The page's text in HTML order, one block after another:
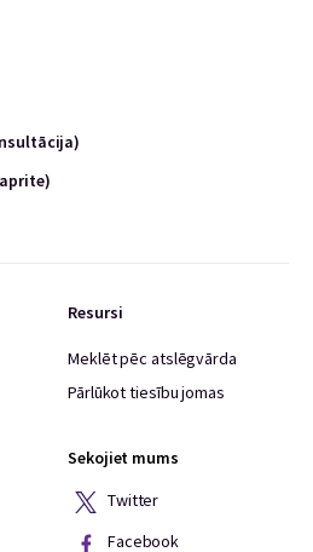
Resursi
Meklēt pēc atslēgvārda
Pārlūkot tiesību jomas
Sekojiet mums
Twitter
Facebook